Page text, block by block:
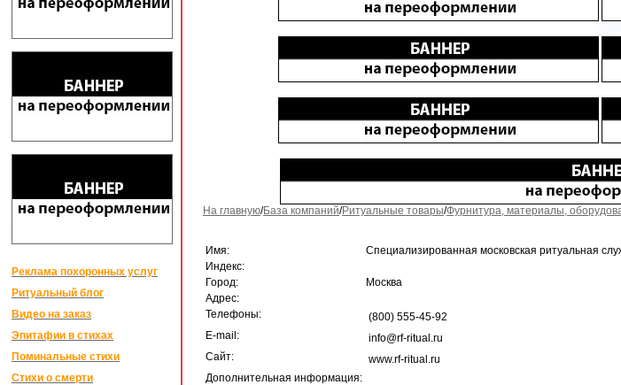
Реклама похоронных услуг
Ритуальный блог
Видео на заказ
Эпитафии в стихах
Поминальные стихи
Стихи о смерти
На главную/База компаний/Ритуальные товары/Фурнитура, материалы,
Имя:
Специализированная московская ритуальная
Индекс:
Город:
Москва
Адрес:
Телефоны:
(800) 555-45-92
E-mail:
info@rf-ritual.ru
Сайт:
www.rf-ritual.ru
Дополнительная информация: